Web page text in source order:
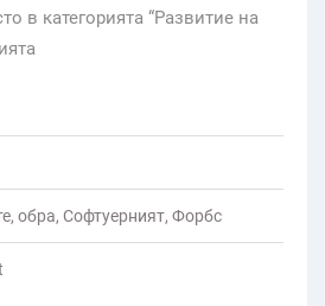
в категорията “Развитие на
, обра, Софтуерният, Форбс